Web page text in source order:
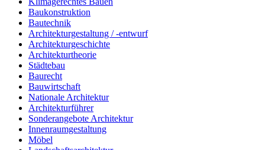
Baukonstruktion
Bautechnik
Architekturgestaltung / -entwurf
Architekturgeschichte
Architekturtheorie
Städtebau
Baurecht
Bauwirtschaft
Nationale Architektur
Architekturführer
Sonderangebote Architektur
Innenraumgestaltung
Möbel